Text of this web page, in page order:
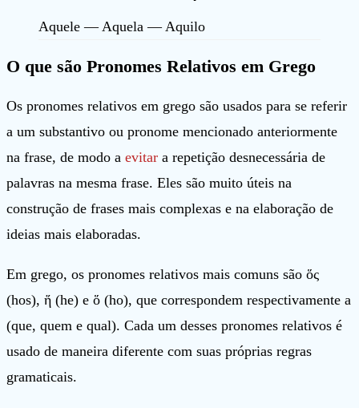
Aquele — Aquela — Aquilo
O que são Pronomes Relativos em Grego
Os pronomes relativos em grego são usados para se referir
a um substantivo ou pronome mencionado anteriormente
na frase, de modo a evitar a repetição desnecessária de
palavras na mesma frase. Eles são muito úteis na
construção de frases mais complexas e na elaboração de
ideias mais elaboradas.
Em grego, os pronomes relativos mais comuns são ὅς
(hos), ἥ (he) e ὅ (ho), que correspondem respectivamente a
(que, quem e qual). Cada um desses pronomes relativos é
usado de maneira diferente com suas próprias regras
gramaticais.